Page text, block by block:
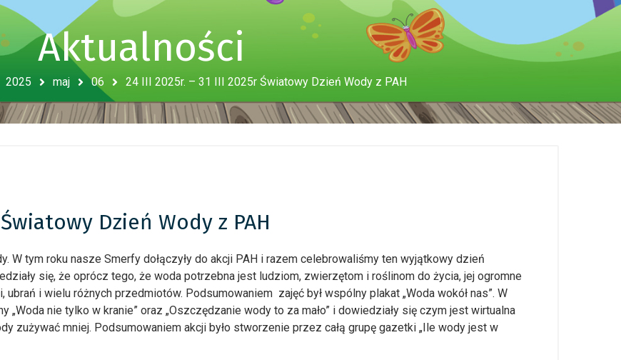
Aktualności
2025 maj 06 24 III 2025r. – 31 III 2025r Światowy Dzień Wody z PAH
Dzień Wody z PAH
W tym roku nasze Smerfy dołączyły do akcji PAH i razem celebrowaliśmy ten wyjątkowy dzień
się, że oprócz tego, że woda potrzebna jest ludziom, zwierzętom i roślinom do życia, jej ogromne
i wielu różnych przedmiotów. Podsumowaniem zajęć był wspólny plakat „Woda wokół nas”. W
„Woda nie tylko w kranie” oraz „Oszczędzanie wody to za mało” i dowiedziały się czym jest wirtualna
zużywać mniej. Podsumowaniem akcji było stworzenie przez całą grupę gazetki „Ile wody jest w